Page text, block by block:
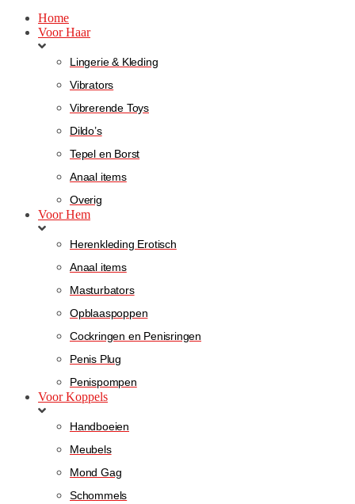
Home
Voor Haar
Lingerie & Kleding
Vibrators
Vibrerende Toys
Dildo’s
Tepel en Borst
Anaal items
Overig
Voor Hem
Herenkleding Erotisch
Anaal items
Masturbators
Opblaaspoppen
Cockringen en Penisringen
Penis Plug
Penispompen
Voor Koppels
Handboeien
Meubels
Mond Gag
Schommels